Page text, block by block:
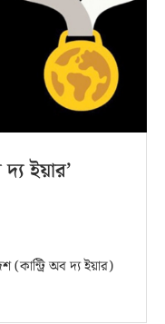
ইয়ার’
(কান্ট্রি অব দ্য ইয়ার)